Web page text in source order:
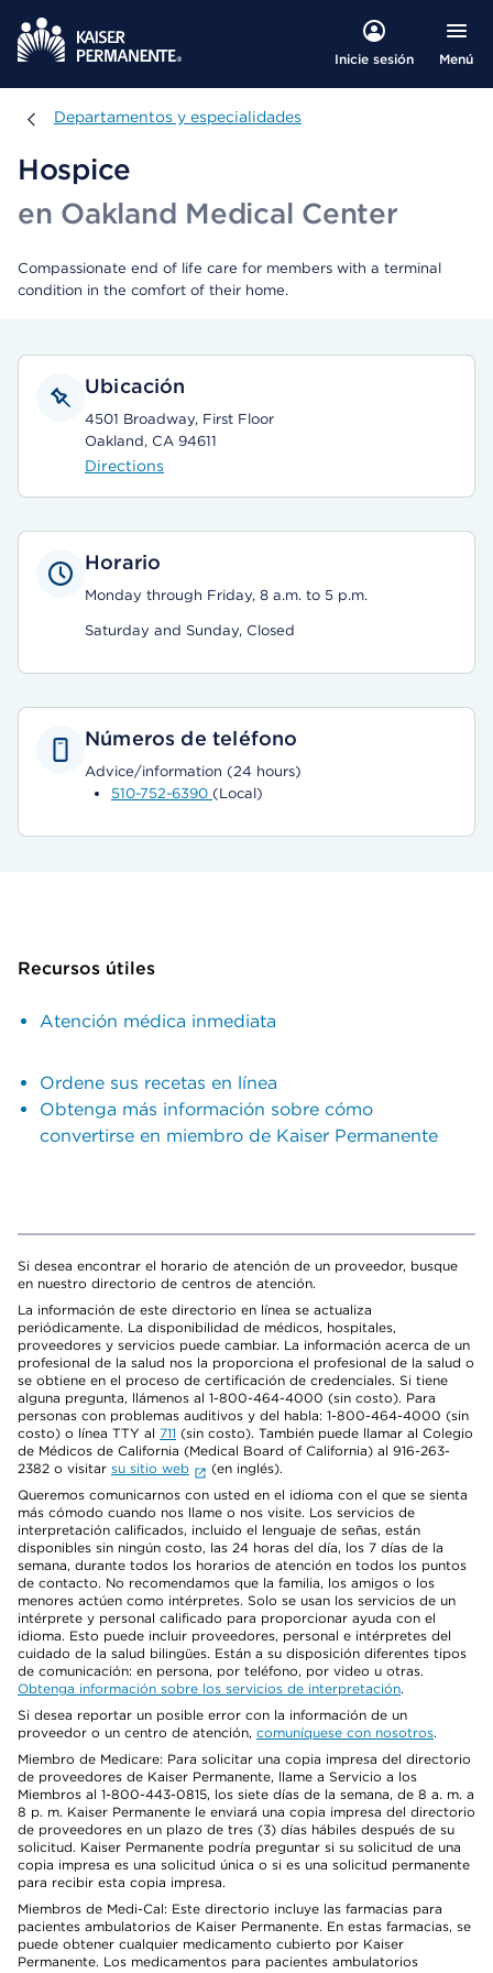
Inicie sesión Menú
Departamentos y especialidades
Departamentos y especialidades
Hospice
en Oakland Medical Center
Compassionate end of life care for members with a terminal
condition in the comfort of their home.
Ubicación
4501 Broadway, First Floor
Oakland, CA 94611
Directions
Horario
Monday through Friday, 8 a.m. to 5 p.m.
Saturday and Sunday, Closed
Números de teléfono
Advice/information (24 hours)
510-752-6390 (Local)
Recursos útiles
Atención médica inmediata
Ordene sus recetas en línea
Obtenga más información sobre cómo
convertirse en miembro de Kaiser Permanente
Si desea encontrar el horario de atención de un proveedor, busque
en nuestro directorio de centros de atención.
La información de este directorio en línea se actualiza
periódicamente. La disponibilidad de médicos, hospitales,
proveedores y servicios puede cambiar. La información acerca de un
profesional de la salud nos la proporciona el profesional de la salud o
se obtiene en el proceso de certificación de credenciales. Si tiene
alguna pregunta, llámenos al 1-800-464-4000 (sin costo). Para
personas con problemas auditivos y del habla: 1-800-464-4000 (sin
costo) o línea TTY al 711 (sin costo). También puede llamar al Colegio
de Médicos de California (Medical Board of California) al 916-263-
2382 o visitar su sitio web
(en inglés).
Queremos comunicarnos con usted en el idioma con el que se sienta
más cómodo cuando nos llame o nos visite. Los servicios de
interpretación calificados, incluido el lenguaje de señas, están
disponibles sin ningún costo, las 24 horas del día, los 7 días de la
semana, durante todos los horarios de atención en todos los puntos
de contacto. No recomendamos que la familia, los amigos o los
menores actúen como intérpretes. Solo se usan los servicios de un
intérprete y personal calificado para proporcionar ayuda con el
idioma. Esto puede incluir proveedores, personal e intérpretes del
cuidado de la salud bilingües. Están a su disposición diferentes tipos
de comunicación: en persona, por teléfono, por video u otras.
Obtenga información sobre los servicios de interpretación.
Si desea reportar un posible error con la información de un
proveedor o un centro de atención, comuníquese con nosotros.
Miembro de Medicare: Para solicitar una copia impresa del directorio
de proveedores de Kaiser Permanente, llame a Servicio a los
Miembros al 1-800-443-0815, los siete días de la semana, de 8 a. m. a
8 p. m. Kaiser Permanente le enviará una copia impresa del directorio
de proveedores en un plazo de tres (3) días hábiles después de su
solicitud. Kaiser Permanente podría preguntar si su solicitud de una
copia impresa es una solicitud única o si es una solicitud permanente
para recibir esta copia impresa.
Miembros de Medi-Cal: Este directorio incluye las farmacias para
pacientes ambulatorios de Kaiser Permanente. En estas farmacias, se
puede obtener cualquier medicamento cubierto por Kaiser
Permanente. Los medicamentos para pacientes ambulatorios